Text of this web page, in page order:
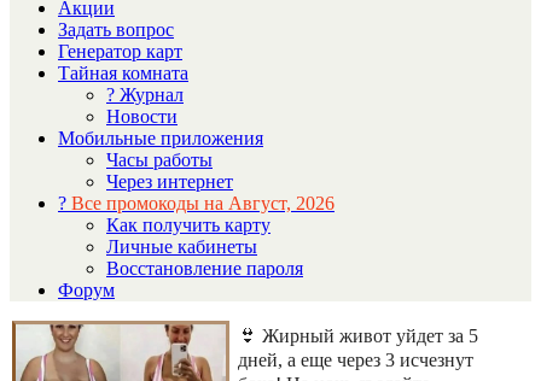
Акции
Задать вопрос
Генератор карт
Тайная комната
? Журнал
Новости
Мобильные приложения
Часы работы
Через интернет
? Все промокоды на Август, 2026
Как получить карту
Личные кабинеты
Восстановление пароля
Форум
👙 Жирный живот уйдет за 5
дней, а еще через 3 исчезнут